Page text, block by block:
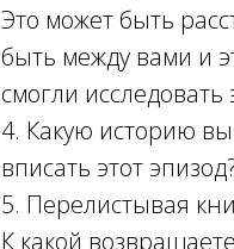
Это может быть
быть между вами и
смогли исследовать
4. Какую историю
вписать этот
5. Перелистывая
К какой